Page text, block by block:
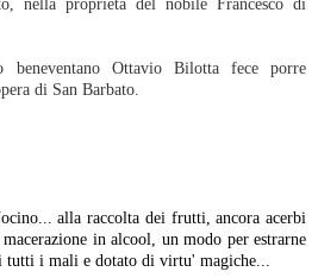
nella proprietà del nobile Francesco di
Ottavio Bilotta fece porre
di San Barbato.
... alla raccolta dei frutti, ancora acerbi
in alcool, un modo per estrarne
tutti i mali e dotato di virtu' magiche...